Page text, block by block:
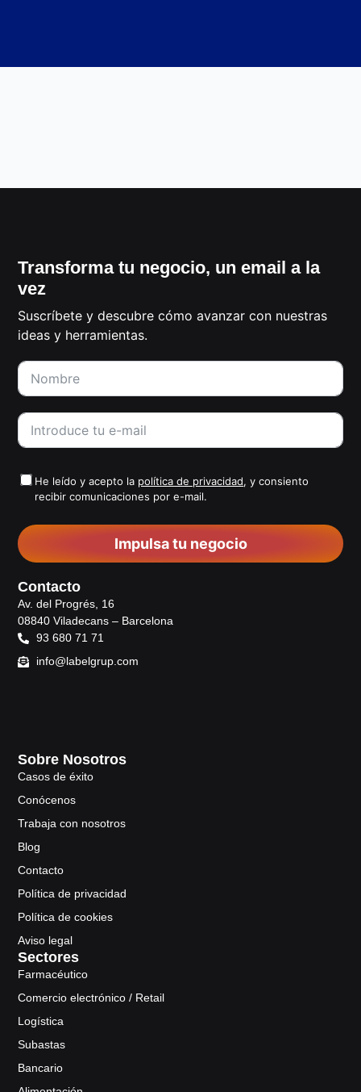
Sobre Nosotros
Casos de éxito
Conócenos
Trabaja con nosotros
Blog
Contacto
Política de privacidad
Política de cookies
Aviso legal
Sectores
Farmacéutico
Comercio electrónico / Retail
Logística
Subastas
Bancario
Transforma tu negocio, un email a la
vez
Suscríbete y descubre cómo avanzar con nuestras
ideas y herramientas.
He leído y acepto la política de privacidad, y consiento
recibir comunicaciones por e-mail.
Impulsa tu negocio
Contacto
Av. del Progrés, 16
08840 Viladecans – Barcelona
93 680 71 71
info@labelgrup.com